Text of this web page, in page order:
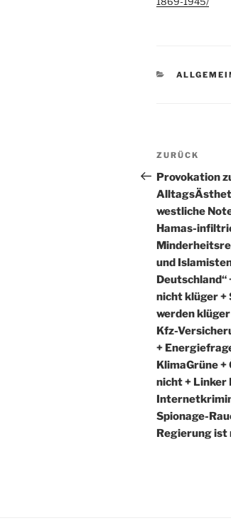
Vorheriger
Beitrag
ZURÜCK
Provokation
westliche
Hamas-
und
Deutschland“
nicht klüger +
werden
Kfz-
+
KlimaGrüne +
nicht + Linker
Spionage-
Regierung